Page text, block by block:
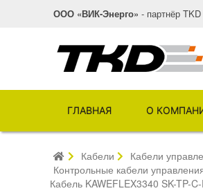
ООО «ВИК-Энерго» - партнёр
ГЛАВНАЯ О
Кабели
Кабели
Контрольные кабели
Кабель KAWEFLEX3340 SK-TP-